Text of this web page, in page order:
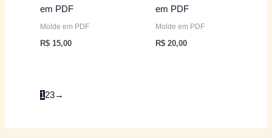
em PDF
Molde em PDF
R$ 15,00
em PDF
Molde em PDF
R$20,00
123→